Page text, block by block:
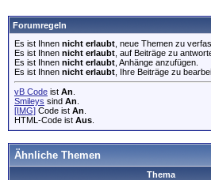
Forumregeln
Es ist Ihnen nicht erlaubt , neue Themen zu
Es ist Ihnen nicht erlaubt , auf Beiträge zu
Es ist Ihnen nicht erlaubt , Anhänge anzufügen.
Es ist Ihnen nicht erlaubt , Ihre Beiträge zu
vB Code ist An
Smileys sind An
[IMG] Code ist An
HTML-Code ist Aus
Ähnliche Themen
Thema